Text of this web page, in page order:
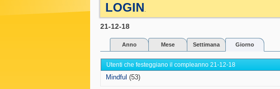
LOGIN.
21-12-18
Anno
Mese Settimana Giorno
Utenti che festeggiano il compleanno 21-12-18
Mindful (53)